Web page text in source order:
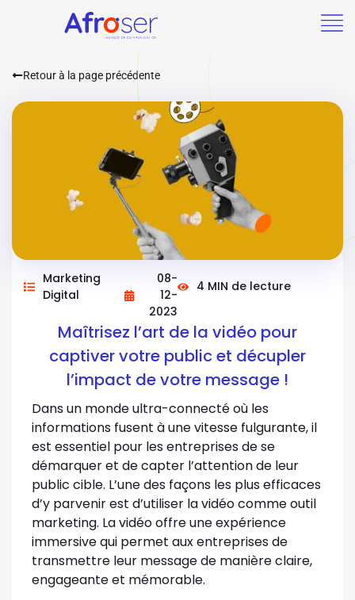
Retour à la page précédente
Marketing
Digital
08-
12-
2023
4 MIN de lecture
Maîtrisez l’art de la vidéo pour
captiver votre public et décupler
l’impact de votre message !
Dans un monde ultra-connecté où les
informations fusent à une vitesse fulgurante, il
est essentiel pour les entreprises de se
démarquer et de capter l’attention de leur
public cible. L’une des façons les plus efficaces
d’y parvenir est d’utiliser la vidéo comme outil
marketing. La vidéo offre une expérience
immersive qui permet aux entreprises de
transmettre leur message de manière claire,
engageante et mémorable.